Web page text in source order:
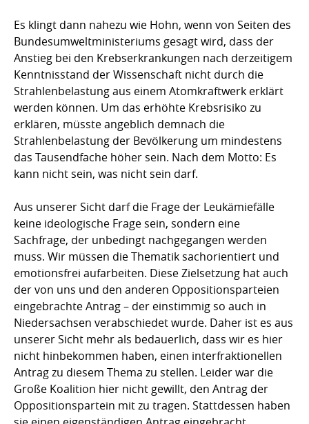
Es klingt dann nahezu wie Hohn, wenn von Seiten des
Bundesumweltministeriums gesagt wird, dass der
Anstieg bei den Krebserkrankungen nach derzeitigem
Kenntnisstand der Wissenschaft nicht durch die
Strahlenbelastung aus einem Atomkraftwerk erklärt
werden können. Um das erhöhte Krebsrisiko zu
erklären, müsste angeblich demnach die
Strahlenbelastung der Bevölkerung um mindestens
das Tausendfache höher sein. Nach dem Motto: Es
kann nicht sein, was nicht sein darf.
Aus unserer Sicht darf die Frage der Leukämiefälle
keine ideologische Frage sein, sondern eine
Sachfrage, der unbedingt nachgegangen werden
muss. Wir müssen die Thematik sachorientiert und
emotionsfrei aufarbeiten. Diese Zielsetzung hat auch
der von uns und den anderen Oppositionsparteien
eingebrachte Antrag – der einstimmig so auch in
Niedersachsen verabschiedet wurde. Daher ist es aus
unserer Sicht mehr als bedauerlich, dass wir es hier
nicht hinbekommen haben, einen interfraktionellen
Antrag zu diesem Thema zu stellen. Leider war die
Große Koalition hier nicht gewillt, den Antrag der
Oppositionspartein mit zu tragen. Stattdessen haben